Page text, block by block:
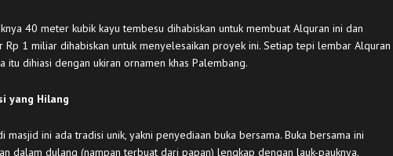
40 meter kubik kayu tembesu dihabiskan untuk membuat Alquran ini dan
Rp 1 miliar dihabiskan untuk menyelesaikan proyek ini. Setiap tepi lembar Alquran
itu dihiasi dengan ukiran ornamen khas Palembang.
yang Hilang
masjid ini ada tradisi unik, yakni penyediaan buka bersama. Buka bersama ini
dalam dulang (nampan terbuat dari papan) lengkap dengan lauk-pauknya.